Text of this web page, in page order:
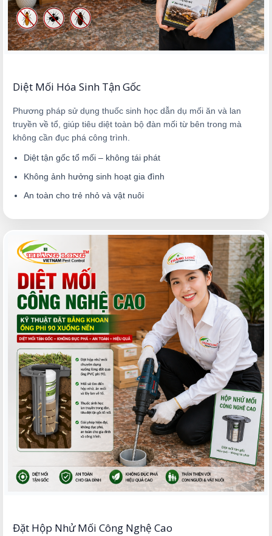
Diệt Mối Hóa Sinh Tận Gốc
Phương pháp sử dụng thuốc sinh học dẫn dụ mối ăn và lan
truyền về tổ, giúp tiêu diệt toàn bộ đàn mối từ bên trong mà
không cần đục phá công trình.
Diệt tận gốc tổ mối – không tái phát
Không ảnh hưởng sinh hoạt gia đình
An toàn cho trẻ nhỏ và vật nuôi
Đặt Hộp Nhử Mối Công Nghệ Cao